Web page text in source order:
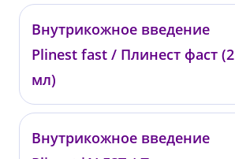
01983
от 19 000 ₽
Внутрикожное введение
Plinest fast / Плинест фаст (2
мл)
01984
Внутрикожное введение